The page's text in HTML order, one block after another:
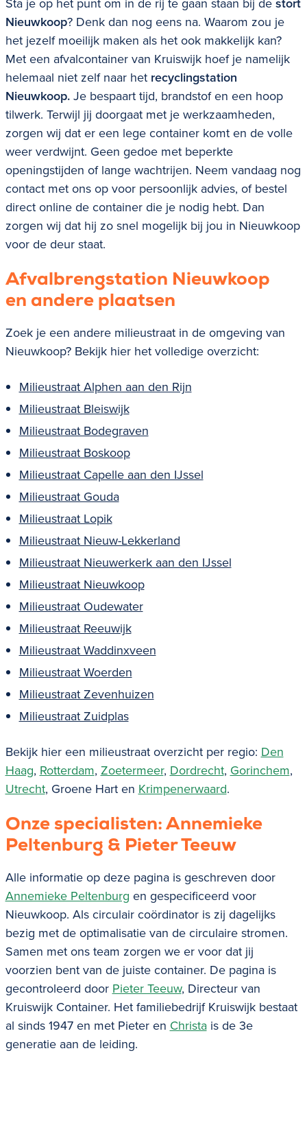
Nieuwkoop? Denk dan nog eens na. Waarom zou je
het jezelf moeilijk maken als het ook makkelijk kan?
Met een afvalcontainer van Kruiswijk hoef je namelijk
helemaal niet zelf naar het recyclingstation
Nieuwkoop.Je bespaart tijd, brandstof en een hoop
tilwerk. Terwijl jij doorgaat met je werkzaamheden,
zorgen wij dat er een lege container komt en de volle
weer verdwijnt. Geen gedoe met beperkte
openingstijden of lange wachtrijen. Neem vandaag nog
contact met ons op voor persoonlijk advies, of bestel
direct online de container die je nodig hebt. Dan
zorgen wij dat hij zo snel mogelijk bij jou in Nieuwkoop
voor de deur staat.
Afvalbrengstation Nieuwkoop
en andere plaatsen
Zoek je een andere milieustraat in de omgeving van
Nieuwkoop? Bekijk hier het volledige overzicht:
Milieustraat Alphen aan den Rijn
Milieustraat Bleiswijk
Milieustraat Bodegraven
Milieustraat Boskoop
Milieustraat Capelle aan den IJssel
Milieustraat Gouda
Milieustraat Lopik
Milieustraat Nieuw-Lekkerland
Milieustraat Nieuwerkerk aan den IJssel
Milieustraat Nieuwkoop
Milieustraat Oudewater
Milieustraat Reeuwijk
Milieustraat Waddinxveen
Milieustraat Woerden
Milieustraat Zevenhuizen
Milieustraat Zuidplas
Bekijk hier een milieustraat overzicht per regio: Den
Haag, Rotterdam, Zoetermeer, Dordrecht, Gorinchem,
Utrecht, Groene Hart en Krimpenerwaard.
Onze specialisten: Annemieke
Peltenburg & Pieter Teeuw
Alle informatie op deze pagina is geschreven door
Annemieke Peltenburg en gespecificeerd voor
Nieuwkoop. Als circulair coördinator is zij dagelijks
bezig met de optimalisatie van de circulaire stromen.
Samen met ons team zorgen we er voor dat jij
voorzien bent van de juiste container. De pagina is
gecontroleerd door Pieter Teeuw, Directeur van
Kruiswijk Container. Het familiebedrijf Kruiswijk bestaat
al sinds 1947 en met Pieter en Christais de 3e
generatie aan de leiding.